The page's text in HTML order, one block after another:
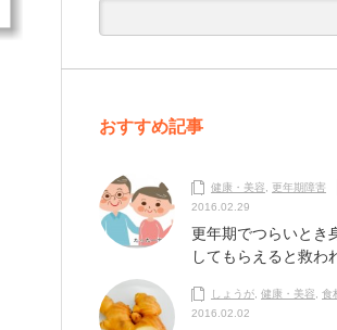
おすすめ記事
健康・美容
更年期障害
2016.02.29
更年期でつらいとき
してもらえると救わ
しょうが 健康・美容
食
2016.02.02